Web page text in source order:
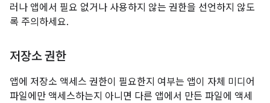
러나 앱에서 필요 없거나 사용하지 않는 권한을 선언하지 않도
록 주의하세요.
저장소 권한
앱에 저장소 액세스 권한이 필요한지 여부는 앱이 자체 미디어
파일에만 액세스하는지 아니면 다른 앱에서 만든 파일에 액세